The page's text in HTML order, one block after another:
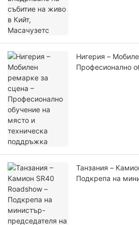
Нигерия –
Професионално
Танзания –
Подкрепа на